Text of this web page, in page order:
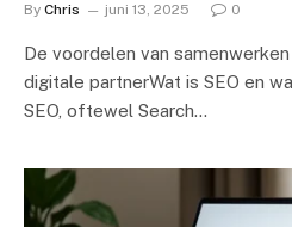
By Chris juni 13, 2025 0
De voordelen van
digitale partnerWat is SEO en
SEO, oftewel Search…